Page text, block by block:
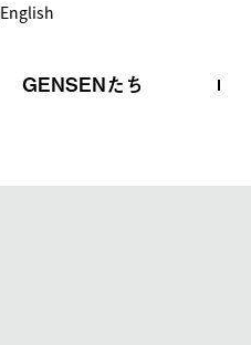
English
GENSENたち